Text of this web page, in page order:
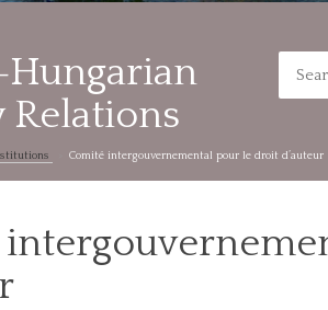
Relations
Comité intergouvernemental pour le droit d’auteur